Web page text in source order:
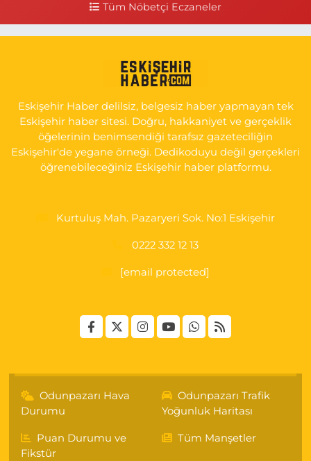
İSTİKLAL MAH. ŞAİR FUZULİ CAD. NO:35 A HAVA HASTANESİ
KARŞI KÖŞESİ ŞAİR FUZULİ AİLE SAĞLIĞI MERKEZİ KARŞISI
0 (222) 230 11 31 Yol Tarifi Al
Tüm Nöbetçi Eczaneler
Eskişehir Haber delilsiz, belgesiz haber yapmayan tek
Eskişehir haber sitesi. Doğru, hakkaniyet ve gerçeklik
öğelerinin benimsendiği tarafsız gazeteciliğin
Eskişehir'de yegane örneği. Dedikoduyu değil gerçekleri
öğrenebileceğiniz Eskişehir haber platformu.
Kurtuluş Mah. Pazaryeri Sok. No:1 Eskişehir
0222 332 12 13
[email protected]
Odunpazarı Hava
Durumu
Odunpazarı Trafik
Yoğunluk Haritası
Puan Durumu ve
Fikstür
Tüm Manşetler